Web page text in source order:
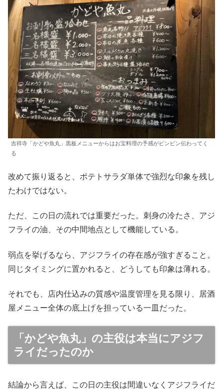
吉祥寺「かどや魚丸」黒板メニューからはお宝料理の予感がビンビン伝わってく
る
改めて振り返ると、ポテトサラダ単体で強烈な印象を残し
たわけではない。
ただ、この日の流れでは重要だった。刺身の冷たさ、アジ
フライの油、その中間地点として機能している。
弱点を挙げるなら、アジフライの存在感が強すぎること。
同じタイミングに置かれると、どうしても印象は薄れる。
それでも、店内仕込みの質感や温度管理を見る限り、居酒
屋メニュー全体の底上げを担っている一皿だった。
「かどや魚丸」の主役は本当にアジフ
ライだったのか
結論から言えば、この日の主役は間違いなくアジフライだ